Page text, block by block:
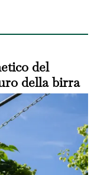
del
della birra